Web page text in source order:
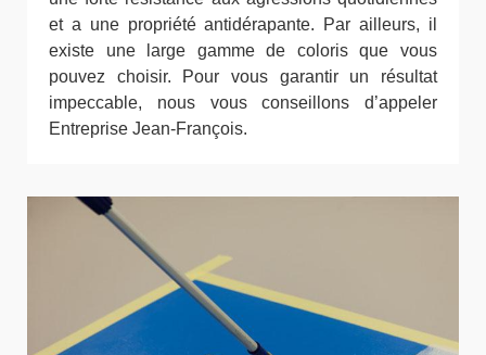
et a une propriété antidérapante. Par ailleurs, il
existe une large gamme de coloris que vous
pouvez choisir. Pour vous garantir un résultat
impeccable, nous vous conseillons d’appeler
Entreprise Jean-François.